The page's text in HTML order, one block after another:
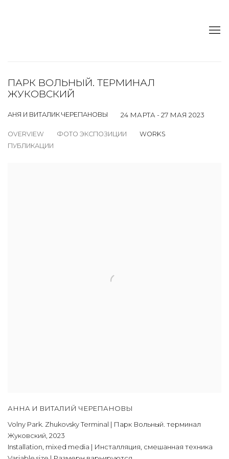
ПАРК ВОЛЬНЫЙ. ТЕРМИНАЛ
ЖУКОВСКИЙ
АНЯ И ВИТАЛИК ЧЕРЕПАНОВЫ 24 МАРТА - 27 МАЯ 2023
OVERVIEW ФОТО ЭКСПОЗИЦИИ
WORKS
ПУБЛИКАЦИИ
АННА И ВИТАЛИЙ ЧЕРЕПАНОВЫ
Volny Park. Zhukovsky Terminal | Парк Вольный. терминал
Жуковский, 2023
Installation, mixed media | Инсталляция, смешанная техника